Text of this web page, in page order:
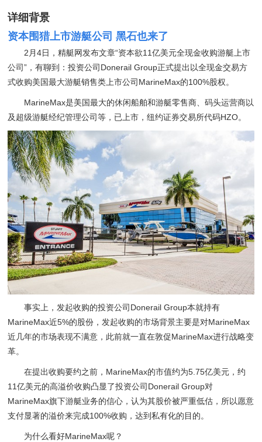
详细背景
资本围猎上市游艇公司 黑石也来了
2月4日，精艇网发布文章“资本欲11亿美元全现金收购游艇上市
公司”，有聊到：投资公司Donerail Group正式提出以全现金交易方
式收购美国最大游艇销售类上市公司MarineMax的100%股权。
MarineMax是美国最大的休闲船舶和游艇零售商、码头运营商以
及超级游艇经纪管理公司等，已上市，纽约证券交易所代码HZO。
事实上，发起收购的投资公司Donerail Group本就持有
MarineMax近5%的股份，发起收购的市场背景主要是对MarineMax
近几年的市场表现不满意，此前就一直在敦促MarineMax进行战略变
革。
在提出收购要约之前，MarineMax的市值约为5.75亿美元，约
11亿美元的高溢价收购凸显了投资公司Donerail Group对
MarineMax旗下游艇业务的信心，认为其股价被严重低估，所以愿意
支付显著的溢价来完成100%收购，达到私有化的目的。
为什么看好MarineMax呢？